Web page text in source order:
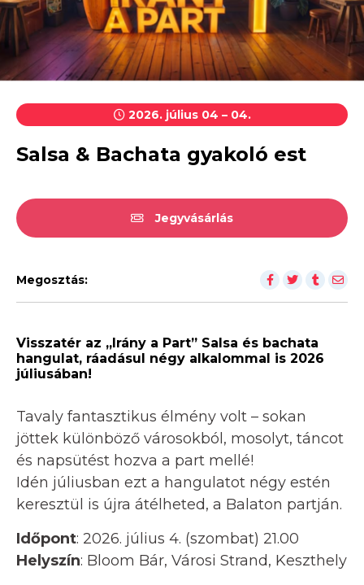
2026. július 04 – 04.
Salsa & Bachata gyakoló est
Jegyvásárlás
Megosztás:
Visszatér az „Irány a Part” Salsa és bachata
hangulat, ráadásul négy alkalommal is 2026
júliusában!
Tavaly fantasztikus élmény volt – sokan
jöttek különböző városokból, mosolyt, táncot
és napsütést hozva a part mellé!
Idén júliusban ezt a hangulatot négy estén
keresztül is újra átélheted, a Balaton partján.
Időpont: 2026. július 4. (szombat) 21.00
Helyszín: Bloom Bár, Városi Strand, Keszthely